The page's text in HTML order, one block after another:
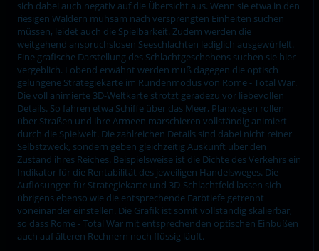
sich dabei auch negativ auf die Übersicht aus. Wenn sie etwa in den
riesigen Wäldern mühsam nach versprengten Einheiten suchen
müssen, leidet auch die Spielbarkeit. Zudem werden die
weitgehend anspruchslosen Seeschlachten lediglich ausgewürfelt.
Eine grafische Darstellung des Schlachtgeschehens suchen sie hier
vergeblich. Lobend erwähnt werden muß dagegen die optisch
gelungene Strategiekarte im Rundenmodus von Rome - Total War.
Die voll animierte 3D-Weltkarte strotzt geradezu vor liebevollen
Details. So fahren etwa Schiffe über das Meer, Planwagen rollen
über Straßen und ihre Armeen marschieren vollständig animiert
durch die Spielwelt. Die zahlreichen Details sind dabei nicht reiner
Selbstzweck, sondern geben gleichzeitig Auskunft über den
Zustand ihres Reiches. Beispielsweise ist die Dichte des Verkehrs ein
Indikator für die Rentabilität des jeweiligen Handelsweges. Die
Auflösungen für Strategiekarte und 3D-Schlachtfeld lassen sich
übrigens ebenso wie die entsprechende Farbtiefe getrennt
voneinander einstellen. Die Grafik ist somit vollständig skalierbar,
so dass Rome - Total War mit entsprechenden optischen Einbußen
auch auf älteren Rechnern noch flüssig läuft.